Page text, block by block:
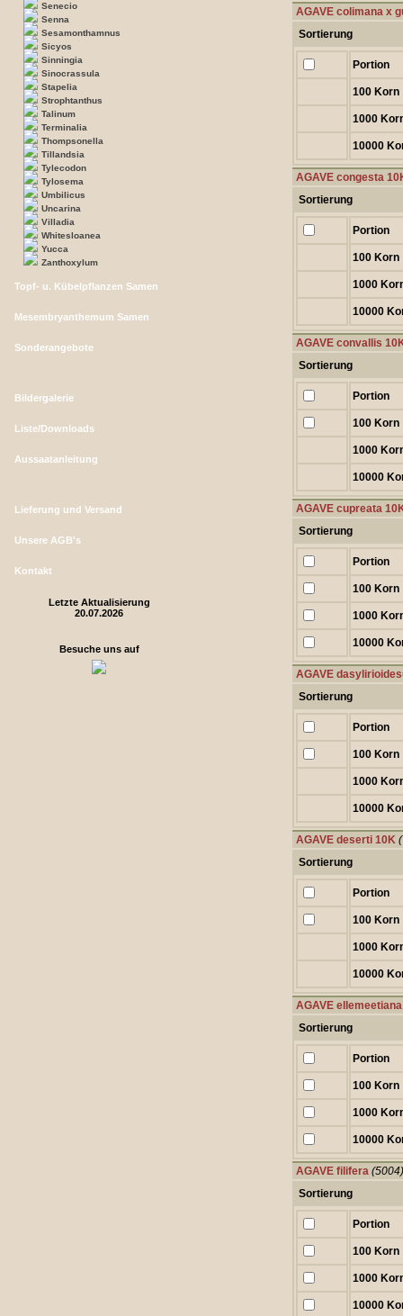
Senecio
Senna
Sesamonthamnus
Sicyos
Sinningia
Sinocrassula
Stapelia
Strophtanthus
Talinum
Terminalia
Thompsonella
Tillandsia
Tylecodon
Tylosema
Umbilicus
Uncarina
Villadia
Whitesloanea
Yucca
Zanthoxylum
Topf- u. Kübelpflanzen Samen
Mesembryanthemum Samen
Sonderangebote
Bildergalerie
Liste/Downloads
Aussaatanleitung
Lieferung und Versand
Unsere AGB's
Kontakt
Letzte Aktualisierung
20.07.2026
Besuche uns auf
AGAVE colimana x
Sortierung
Portion
100 Korn
1000
10000
AGAVE congesta
Sortierung
Portion
100 Korn
1000
10000
AGAVE convallis
Sortierung
Portion
100 Korn
1000
10000
AGAVE cupreata
Sortierung
Portion
100 Korn
1000
10000
AGAVE
Sortierung
Portion
100 Korn
1000
10000
AGAVE deserti 10K
Sortierung
Portion
100 Korn
1000
10000
AGAVE
Sortierung
Portion
100 Korn
1000
10000
AGAVE filifera (5004)
Sortierung
Portion
100 Korn
1000
10000